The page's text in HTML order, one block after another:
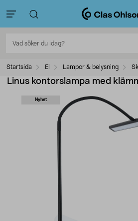
Startsida El Lampor & belysning
Linus kontorslampa med
Nyhet